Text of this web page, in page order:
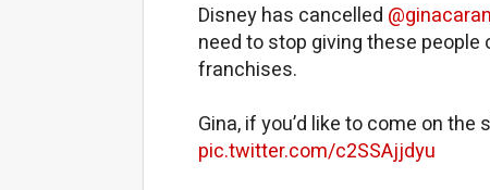
Disney has cancelled
need to stop giving these
franchises.
Gina, if you’d like to come on
pic.twitter.com/c2SSAjjdyu